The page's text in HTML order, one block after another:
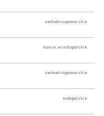
zachodniopomorskie
Konin, wielkopolskie
zachodniopomorskie
małopolskie